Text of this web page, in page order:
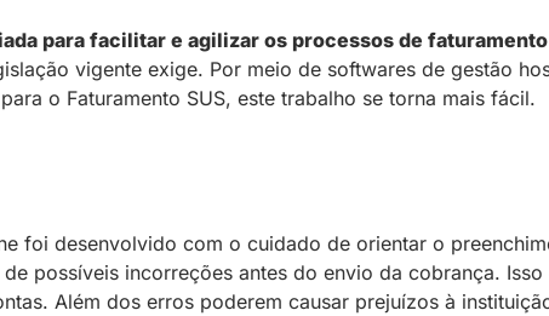
para facilitar e agilizar os processos de faturamento
vigente exige. Por meio de softwares de gestão
o Faturamento SUS, este trabalho se torna mais fácil.
foi desenvolvido com o cuidado de orientar o
possíveis incorreções antes do envio da cobrança. Isso
Além dos erros poderem causar prejuízos à